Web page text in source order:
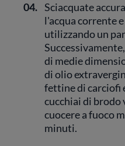
04. Sciacquate
l'acqua corrente
utilizzando un
di medie
di olio
fettine di carciofi
cucchiai di brodo
cuocere a fuoco
minuti.